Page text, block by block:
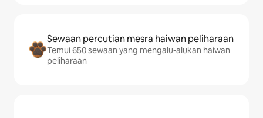
Sewaan percutian mesra haiwan peliharaan
Temui 650 sewaan yang mengalu-alukan haiwan
peliharaan